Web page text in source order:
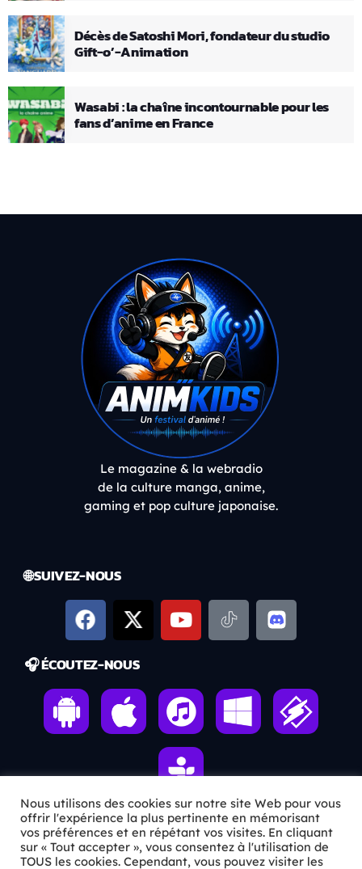
Décès de Satoshi Mori, fondateur du studio
Gift-o’-Animation
Wasabi : la chaîne incontournable pour les
fans d’anime en France
Le magazine & la webradio
de la culture manga, anime,
gaming et pop culture japonaise.
🌐 SUIVEZ-NOUS
🎧 ÉCOUTEZ-NOUS
ℹ️ INFOS PRATIQUES
Nous utilisons des cookies sur notre site Web pour vous
offrir l'expérience la plus pertinente en mémorisant
vos préférences et en répétant vos visites. En cliquant
sur « Tout accepter », vous consentez à l'utilisation de
TOUS les cookies. Cependant, vous pouvez visiter les